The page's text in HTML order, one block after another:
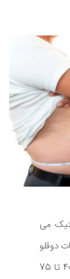
می
دوقلو
نشان داده است که وراثت‌پذیری چاقی تقریباً 40 تا 75